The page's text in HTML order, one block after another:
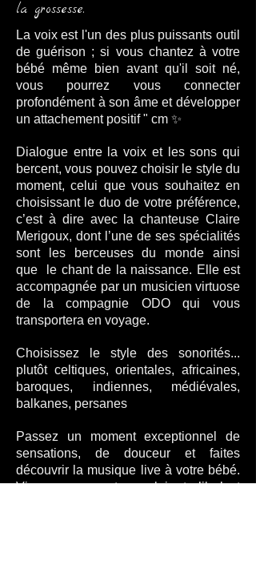
la grossesse.
La voix est l'un des plus puissants outil
de guérison ; si vous chantez à votre
bébé même bien avant qu'il soit né,
vous pourrez vous connecter
profondément à son âme et développer
un attachement positif " cm ✨
Dialogue entre la voix et les sons qui
bercent, vous pouvez choisir le style du
moment, celui que vous souhaitez en
choisissant le duo de votre préférence,
c’est à dire avec la chanteuse Claire
Merigoux, dont l’une de ses spécialités
sont les berceuses du monde ainsi
que le chant de la naissance. Elle est
accompagnée par un musicien virtuose
de la compagnie ODO qui vous
transportera en voyage.
Choisissez le style des sonorités...
plutôt celtiques, orientales, africaines,
baroques, indiennes, médiévales,
balkanes, persanes
Passez un moment exceptionnel de
sensations, de douceur et faites
découvrir la musique live à votre bébé.
Vivez ce moment avec lui, et s’il n’est